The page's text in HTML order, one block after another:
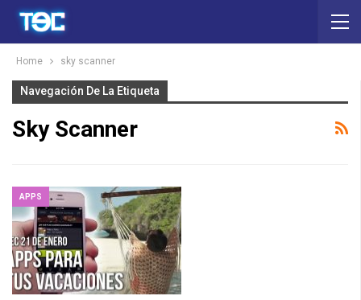
Home sky scanner
Navegación De La Etiqueta
Sky Scanner
APPS